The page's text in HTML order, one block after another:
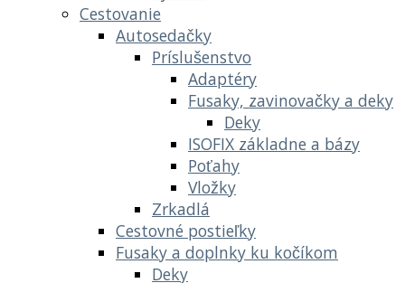
Cestovanie
Autosedačky
Príslušenstvo
Adaptéry
Fusaky, zavinovačky a deky
Deky
ISOFIX základne a bázy
Poťahy
Vložky
Zrkadlá
Cestovné postieľky
Fusaky a doplnky ku kočíkom
Deky